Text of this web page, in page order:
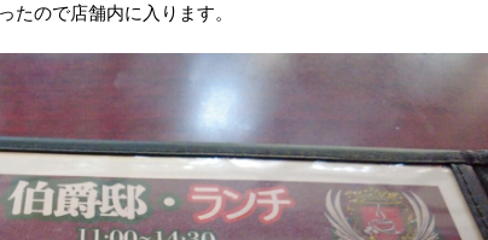
たので店舗内に入ります。